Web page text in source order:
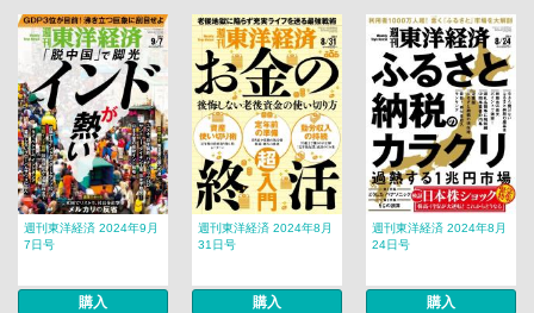
週刊東洋経済 2024年9月
7日号
購入
週刊東洋経済 2024年8月
31日号
購入
週刊東洋経済 2024年8月
24日号
購入